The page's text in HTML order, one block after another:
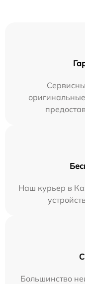
Наш курьер в
Большинство